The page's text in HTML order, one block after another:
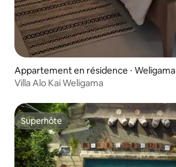
Appartement en résidence ⋅ Weligama
Villa Alo Kai Weligama
Superhôte
Superhôte